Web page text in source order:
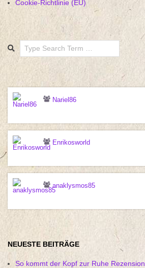
Cookie-Richtlinie (EU)
Search
Nariel86
Enrikosworld
anaklysmos85
NEUESTE BEITRÄGE
So kommt der Kopf zur Ruhe Rezension